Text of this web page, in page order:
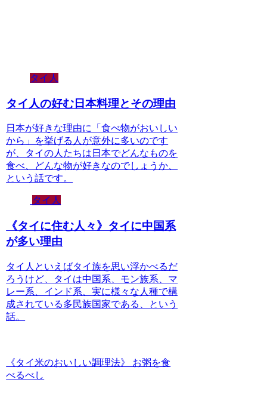
タイ人
タイ人の好む日本料理とその理由
日本が好きな理由に「食べ物がおいしい
から」を挙げる人が意外に多いのです
が、タイの人たちは日本でどんなものを
食べ、どんな物が好きなのでしょうか、
という話です。
タイ人
《タイに住む人々》タイに中国系
が多い理由
タイ人といえばタイ族を思い浮かべるだ
ろうけど、タイは中国系、モン族系、マ
レー系、インド系、実に様々な人種で構
成されている多民族国家である、という
話。
《タイ米のおいしい調理法》 お粥を食
べるべし